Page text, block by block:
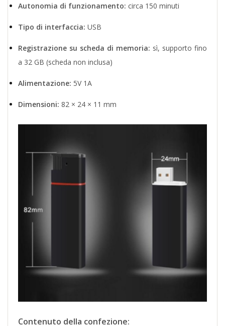
Autonomia di funzionamento: circa 150 minuti
Tipo di interfaccia: USB
Registrazione su scheda di memoria: sì, supporto fino
a 32 GB (scheda non inclusa)
Alimentazione: 5V 1A
Dimensioni: 82 × 24 × 11 mm
Contenuto della confezione: